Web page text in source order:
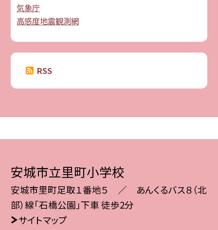
気象庁
高感度地震観測網
RSS
安城市立里町小学校
安城市里町足取１番地５ ／ あんくるバス８（北
部）線「石橋公園」下車 徒歩2分
サイトマップ